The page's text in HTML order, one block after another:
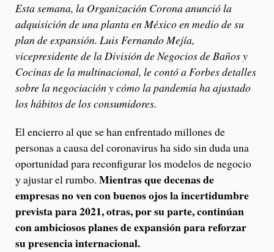
Esta semana, la Organización Corona anunció la
adquisición de una planta en México en medio de su
plan de expansión. Luis Fernando Mejía,
vicepresidente de la División de Negocios de Baños y
Cocinas de la multinacional, le contó a Forbes detalles
sobre la negociación y cómo la pandemia ha ajustado
los hábitos de los consumidores.
El encierro al que se han enfrentado millones de
personas a causa del coronavirus ha sido sin duda una
oportunidad para reconfigurar los modelos de negocio
y ajustar el rumbo. Mientras que decenas de
empresas no ven con buenos ojos la incertidumbre
prevista para 2021, otras, por su parte, continúan
con ambiciosos planes de expansión para reforzar
su presencia internacional.